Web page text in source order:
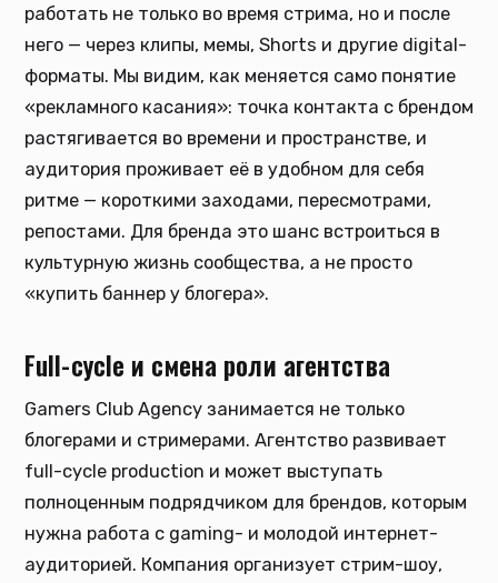
работать не только во время стрима, но и после
него — через клипы, мемы, Shorts и другие digital-
форматы. Мы видим, как меняется само понятие
«рекламного касания»: точка контакта с брендом
растягивается во времени и пространстве, и
аудитория проживает её в удобном для себя
ритме — короткими заходами, пересмотрами,
репостами. Для бренда это шанс встроиться в
культурную жизнь сообщества, а не просто
«купить баннер у блогера».
Full-cycle и смена роли агентства
Gamers Club Agency занимается не только
блогерами и стримерами. Агентство развивает
full-cycle production и может выступать
полноценным подрядчиком для брендов, которым
нужна работа с gaming- и молодой интернет-
аудиторией. Компания организует стрим-шоу,